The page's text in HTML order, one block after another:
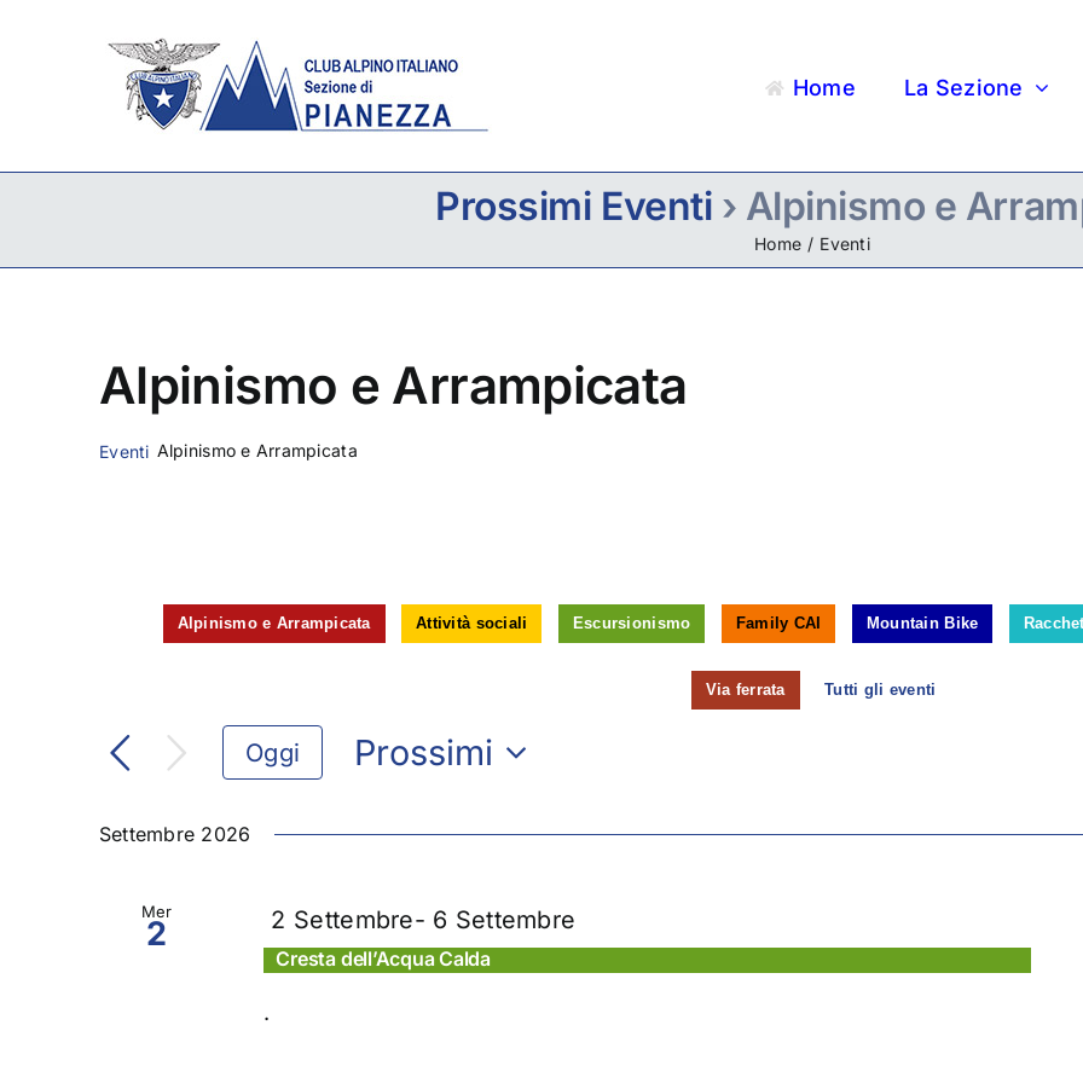
Home La Sezione
Prossimi Eventi › Alpinismo e
Home Eventi
Alpinismo e Arrampicata
Eventi Alpinismo e Arrampicata
Alpinismo e Arrampicata Attività sociali Escursionismo Family CAI Mountain Bike
Via ferrata Tutti gli eventi
Oggi
Prossimi
la
Settembre 2026
Mer
2 2 Settembre- 6 Settembre
Cresta dell’Acqua Calda
.